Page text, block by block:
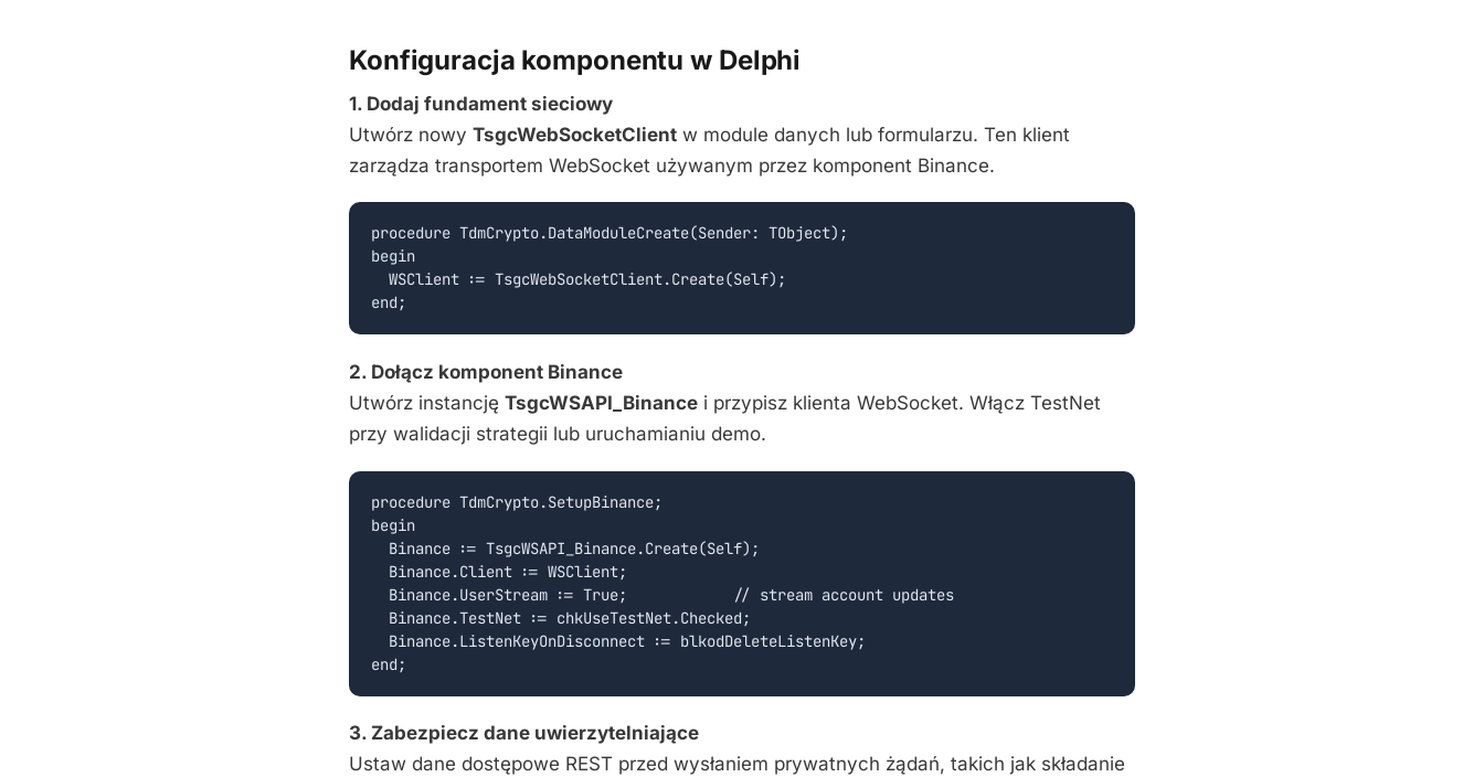
Konfiguracja komponentu w Delphi
1. Dodaj fundament sieciowy
Utwórz nowy TsgcWebSocketClient w module danych lub formularzu. Ten klient
zarządza transportem WebSocket używanym przez komponent Binance.
procedure TdmCrypto.DataModuleCreate(Sender: TObject);
begin
  WSClient := TsgcWebSocketClient.Create(Self);
2. Dołącz komponent Binance
Utwórz instancję TsgcWSAPI_Binance i przypisz klienta WebSocket. Włącz TestNet
przy walidacji strategii lub uruchamianiu demo.
procedure TdmCrypto.SetupBinance;
begin
  Binance := TsgcWSAPI_Binance.Create(Self);
  Binance.Client := WSClient;
  Binance.UserStream := True;            // stream account updates
  Binance.TestNet := chkUseTestNet.Checked;
  Binance.ListenKeyOnDisconnect := blkodDeleteListenKey;
3. Zabezpiecz dane uwierzytelniające
Ustaw dane dostępowe REST przed wysłaniem prywatnych żądań, takich jak składanie